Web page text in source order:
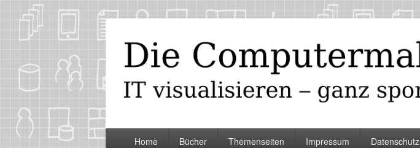
Die Computermaler
PrimäresHome Bücher Themenseiten Impressum Datenschutz